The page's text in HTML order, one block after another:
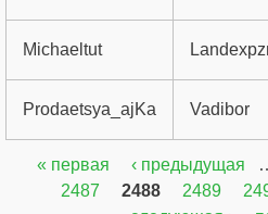
Michaeltut
Prodaetsya_ajKa Vadibor
Страницы
« первая ‹ предыдущая
2487
2488 2489